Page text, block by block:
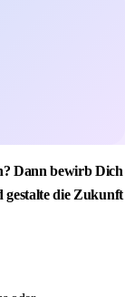
Dann bewirb Dich
gestalte die Zukunft